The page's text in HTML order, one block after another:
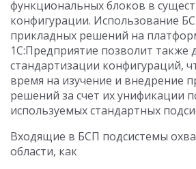
функциональных блоков в
конфигурации. Использование
прикладных решений на
1С:Предприятие позволит также
стандартизации конфигураций,
время на изучение и внедрение
решений за счет их унификации
используемых стандартных
Входящие в БСП подсистемы
области, как